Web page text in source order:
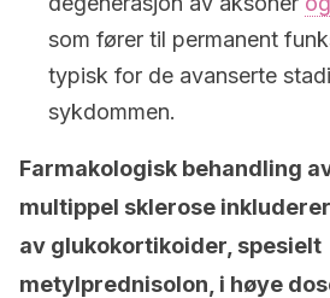
som fører til permanent
typisk for de avanserte
sykdommen.
Farmakologisk behandling
multippel sklerose
av glukokortikoider, spesielt
metylprednisolon, i høye